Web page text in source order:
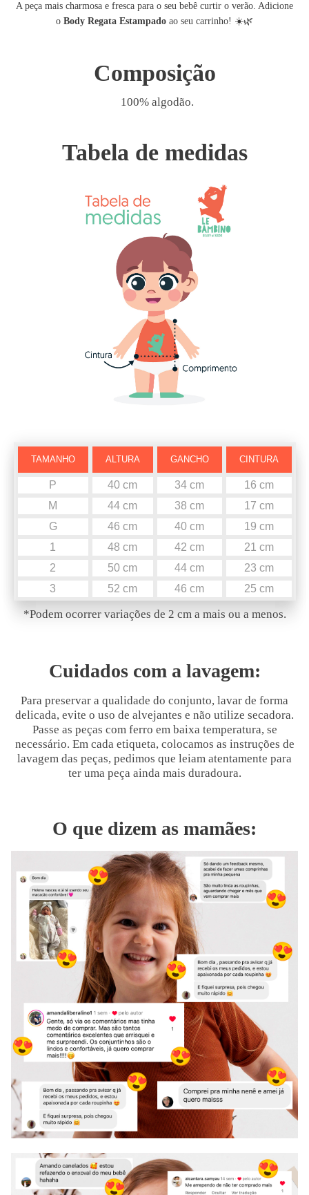
A peça mais charmosa e fresca para o seu bebê curtir o verão. Adicione
o Body Regata Estampado ao seu carrinho! ☀️🌿
Composição
100% algodão.
Tabela de medidas
TAMANHO ALTURA GANCHO CINTURA
P 40 cm 34 cm
16 cm
M
44 cm 38 cm
17 cm
G
46 cm 40 cm
19 cm
1
48 cm 42 cm
21 cm
2
50 cm 44 cm
23 cm
3
52 cm 46 cm 25 cm
*Podem ocorrer variações de 2 cm a mais ou a menos.
Cuidados com a lavagem:
Para preservar a qualidade do conjunto, lavar de forma
delicada, evite o uso de alvejantes e não utilize secadora.
Passe as peças com ferro em baixa temperatura, se
necessário. Em cada etiqueta, colocamos as instruções de
lavagem das peças, pedimos que leiam atentamente para
ter uma peça ainda mais duradoura.
O que dizem as mamães: